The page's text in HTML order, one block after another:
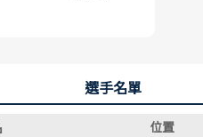
選手名單
位置